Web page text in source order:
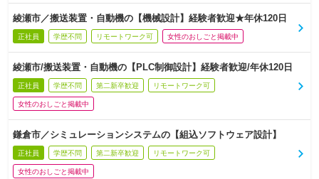
綾瀬市／搬送装置・自動機の【機械設計】経験者歓迎★年休120日
正社員 学歴不問 リモートワーク可 女性のおしごと掲載中
綾瀬市/搬送装置・自動機の【PLC制御設計】経験者歓迎/年休120日
正社員 学歴不問 第二新卒歓迎 リモートワーク可
女性のおしごと掲載中
鎌倉市／シミュレーションシステムの【組込ソフトウェア設計】
正社員 学歴不問 第二新卒歓迎 リモートワーク可
女性のおしごと掲載中